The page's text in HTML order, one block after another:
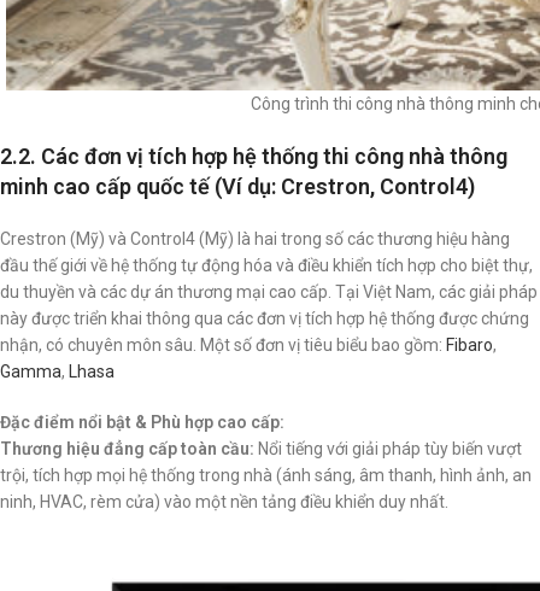
Công trình thi công nhà thông minh
2.2. Các đơn vị tích hợp hệ thống thi công nhà thông
minh cao cấp quốc tế (Ví dụ: Crestron, Control4)
Crestron (Mỹ) và Control4 (Mỹ) là hai trong số các thương hiệu hàng
đầu thế giới về hệ thống tự động hóa và điều khiển tích hợp cho biệt thự,
du thuyền và các dự án thương mại cao cấp. Tại Việt Nam, các giải pháp
này được triển khai thông qua các đơn vị tích hợp hệ thống được chứng
nhận, có chuyên môn sâu. Một số đơn vị tiêu biểu bao gồm: Fibaro,
Gamma, Lhasa
Đặc điểm nổi bật & Phù hợp cao cấp:
Thương hiệu đẳng cấp toàn cầu: Nổi tiếng với giải pháp tùy biến vượt
trội, tích hợp mọi hệ thống trong nhà (ánh sáng, âm thanh, hình ảnh, an
ninh, HVAC, rèm cửa) vào một nền tảng điều khiển duy nhất.